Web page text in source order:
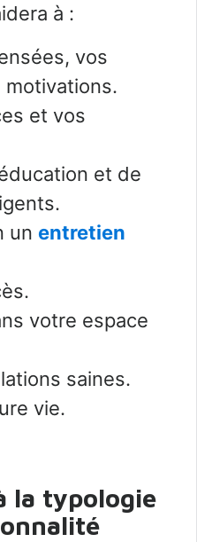
à :
vos
et vos
et de
un entretien
votre espace
saines.
vie.
la typologie